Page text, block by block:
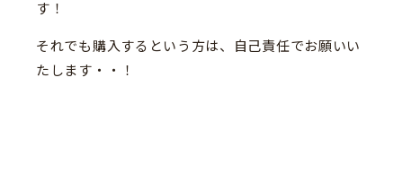
す！
それでも購入するという方は、自己責任でお願いい
たします・・！